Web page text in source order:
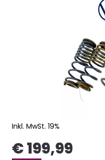
Inkl. MwSt. 19%
€ 199,99